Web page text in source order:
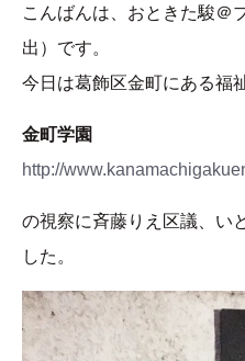
こんばんは、おときた駿＠
出）です。
今日は葛飾区金町にある福
金町学園
http://
の視察に斉藤りえ区議、い
した。